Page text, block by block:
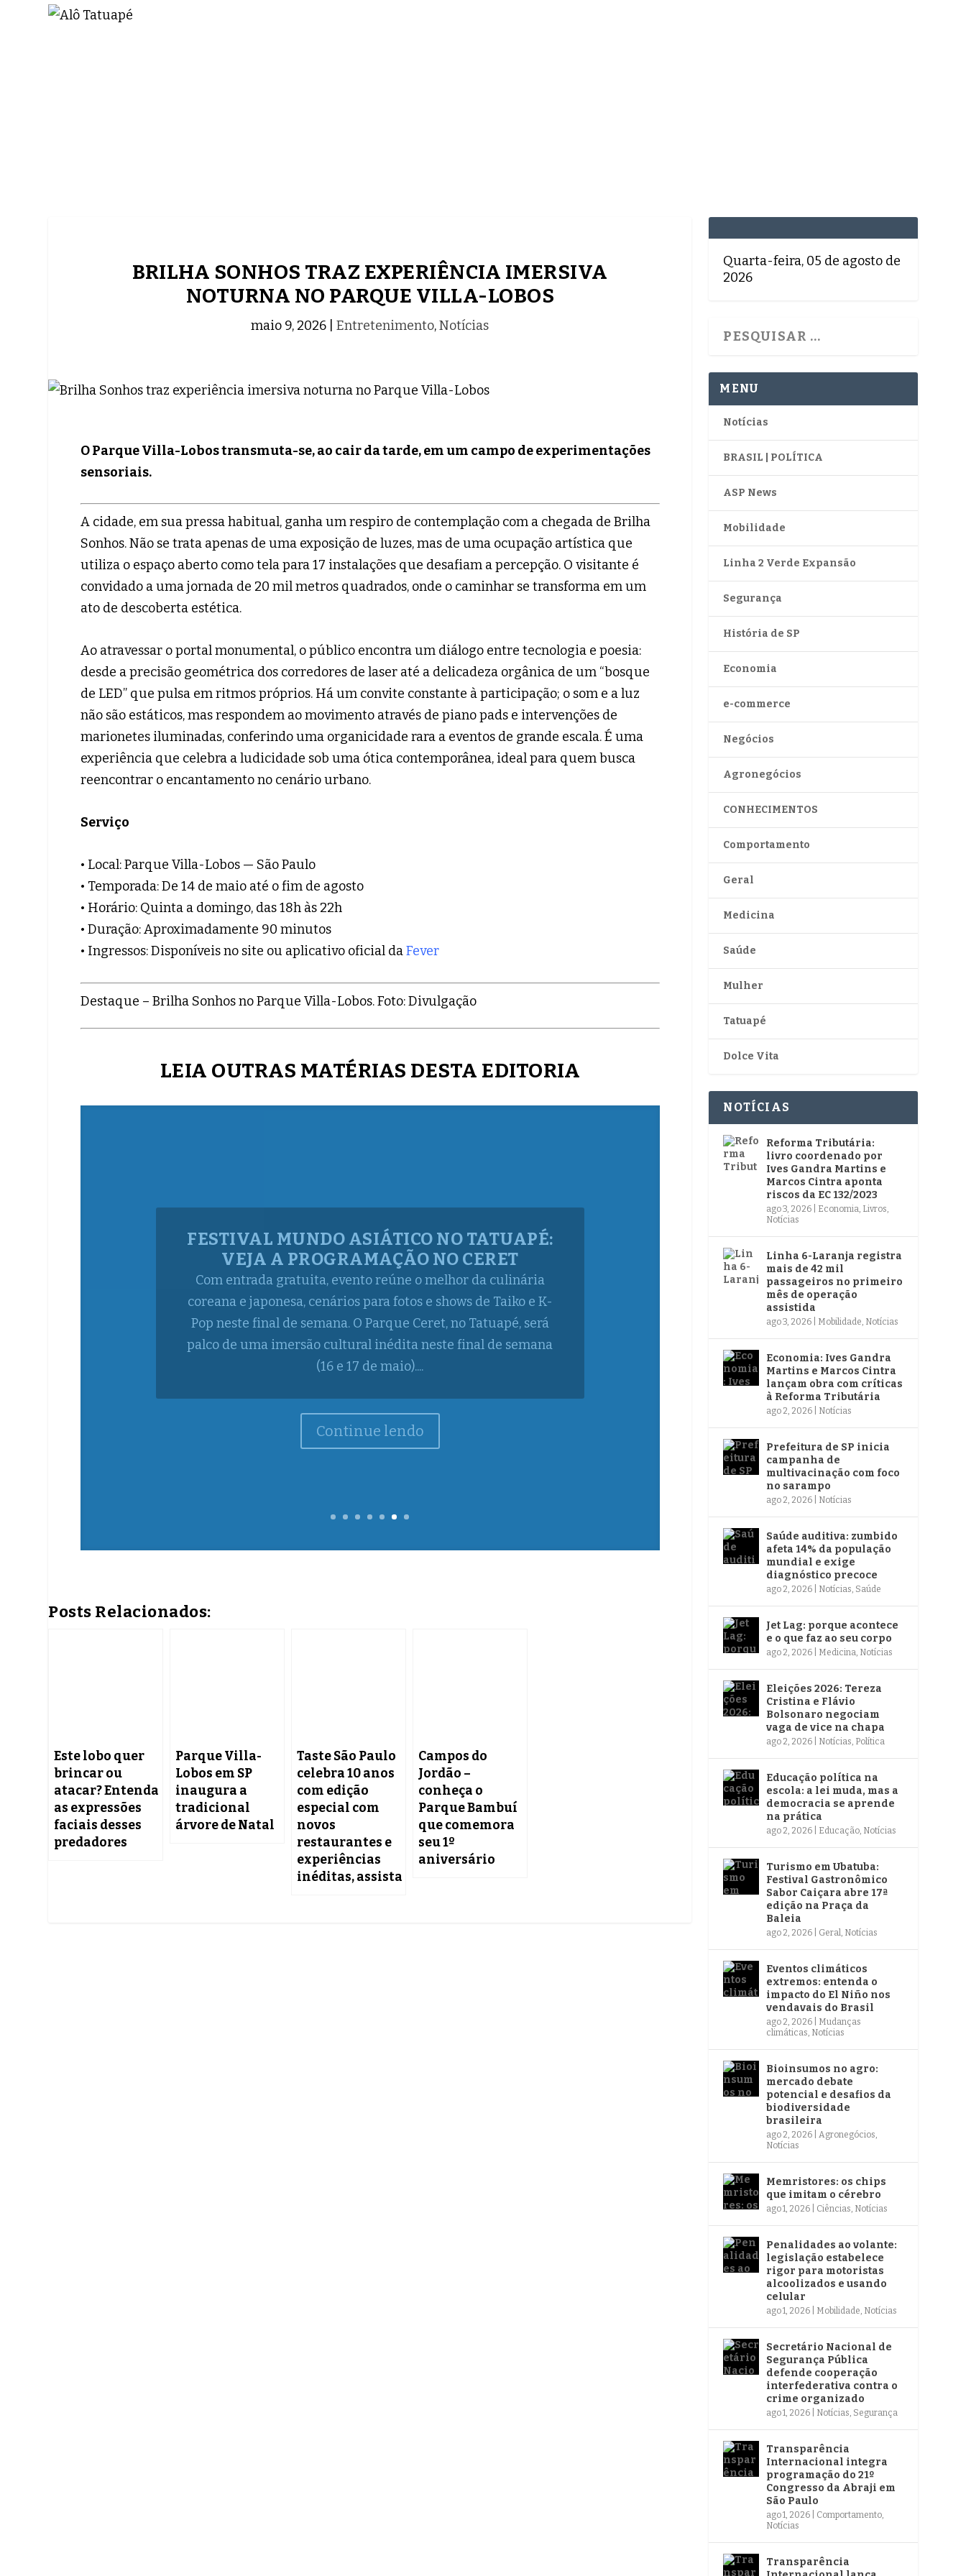
BRILHA SONHOS TRAZ EXPERIÊNCIA IMERSIVA
NOTURNA NO PARQUE VILLA-LOBOS
maio 9, 2026 |Entretenimento,Notícias
O Parque Villa-Lobos transmuta-se, ao cair da tarde, em um campo de experimentações
sensoriais.
A cidade, em sua pressa habitual, ganha um respiro de contemplação com a chegada de Brilha
Sonhos. Não se trata apenas de uma exposição de luzes, mas de uma ocupação artística que
utiliza o espaço aberto como tela para 17 instalações que desafiam a percepção. O visitante é
convidado a uma jornada de 20 mil metros quadrados, onde o caminhar se transforma em um
ato de descoberta estética.
Ao atravessar o portal monumental, o público encontra um diálogo entre tecnologia e poesia:
desde a precisão geométrica dos corredores de laser até a delicadeza orgânica de um “bosque
de LED” que pulsa em ritmos próprios. Há um convite constante à participação; o som e a luz
não são estáticos, mas respondem ao movimento através de piano pads e intervenções de
marionetes iluminadas, conferindo uma organicidade rara a eventos de grande escala. É uma
experiência que celebra a ludicidade sob uma ótica contemporânea, ideal para quem busca
reencontrar o encantamento no cenário urbano.
Serviço
• Local: Parque Villa-Lobos — São Paulo
• Temporada: De 14 de maio até o fim de agosto
• Horário: Quinta a domingo, das 18h às 22h
• Duração: Aproximadamente 90 minutos
• Ingressos: Disponíveis no site ou aplicativo oficial daFever
Destaque – Brilha Sonhos no Parque Villa-Lobos. Foto: Divulgação
LEIA OUTRAS MATÉRIAS DESTA EDITORIA
SHREK – O MUSICAL ESTREIA NO TEATRO
RENAULT COM SUPERPRODUÇÃO E ELENCO
ESTRELADO
Com Tiago Abravanel, Evelyn Castro, Fabi Bang e Myra Ruiz no
elenco, montagem brasileira aposta em grandiosidade técnica,
humor e emoção para encantar todas as gerações. Sinopse Em
uma jornada repleta de humor e aventura, Shrek parte ao lado
Posts Relacionados:
Este lobo quer
brincar ou
atacar? Entenda
as expressões
faciais desses
predadores
Parque Villa-
Lobos em SP
inaugura a
tradicional
árvore de Natal
Taste São Paulo
celebra 10 anos
com edição
especial com
novos
restaurantes e
experiências
inéditas, assista
Campos do
Jordão –
conheça o
Parque Bambuí
que comemora
seu 1º
aniversário
Quarta-feira, 05 de agosto de
2026
MENU
Notícias
BRASIL | POLÍTICA
ASP News
Mobilidade
Linha 2 Verde Expansão
Segurança
História de SP
Economia
e-commerce
Negócios
Agronegócios
CONHECIMENTOS
Comportamento
Geral
Medicina
Saúde
Mulher
Tatuapé
Dolce Vita
NOTÍCIAS
Reforma Tributária:
livro coordenado por
Ives Gandra Martins e
Marcos Cintra aponta
riscos da EC 132/2023
ago 3, 2026 Economia, Livros,
Notícias
Linha 6-Laranja registra
mais de 42 mil
passageiros no primeiro
mês de operação
assistida
ago 3, 2026 Mobilidade, Notícias
Economia: Ives Gandra
Martins e Marcos Cintra
lançam obra com críticas
à Reforma Tributária
ago 2, 2026 Notícias
Prefeitura de SP inicia
campanha de
multivacinação com foco
no sarampo
ago 2, 2026 Notícias
Saúde auditiva: zumbido
afeta 14% da população
mundial e exige
diagnóstico precoce
ago 2, 2026 Notícias, Saúde
Jet Lag: porque acontece
e o que faz ao seu corpo
ago 2, 2026 Medicina, Notícias
Eleições 2026: Tereza
Cristina e Flávio
Bolsonaro negociam
vaga de vice na chapa
ago 2, 2026 Notícias, Política
Educação política na
escola: a lei muda, mas a
democracia se aprende
na prática
ago 2, 2026 Educação, Notícias
Turismo em Ubatuba:
Festival Gastronômico
Sabor Caiçara abre 17ª
edição na Praça da
Baleia
ago 2, 2026 Geral, Notícias
Eventos climáticos
extremos: entenda o
impacto do El Niño nos
vendavais do Brasil
ago 2, 2026
Mudanças
climáticas, Notícias
Bioinsumos no agro:
mercado debate
potencial e desafios da
biodiversidade
brasileira
ago 2, 2026 |Agronegócios,
Notícias
Memristores: os chips
que imitam o cérebro
ago 1, 2026 Ciências, Notícias
Penalidades ao volante:
legislação estabelece
rigor para motoristas
alcoolizados e usando
celular
ago 1, 2026 Mobilidade, Notícias
Secretário Nacional de
Segurança Pública
defende cooperação
interfederativa contra o
crime organizado
ago 1, 2026 Notícias, Segurança
Transparência
Internacional integra
programação do 21º
Congresso da Abraji em
São Paulo
ago 1, 2026 Comportamento,
Notícias
Transparência